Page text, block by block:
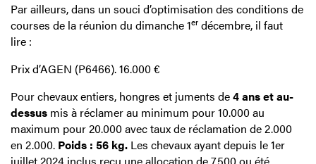
Par ailleurs, dans un souci d’optimisation des conditions de
courses de la réunion du dimanche 1er décembre, il faut
lire :
Prix d’AGEN (P6466). 16.000 €
Pour chevaux entiers, hongres et juments de4 ans et au-
dessus mis à réclamer au minimum pour 10.000 au
maximum pour 20.000 avec taux de réclamation de 2.000
en 2.000. Poids : 56 kg. Les chevaux ayant depuis le 1er